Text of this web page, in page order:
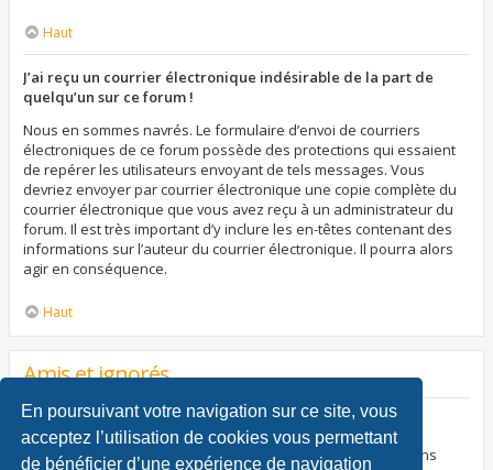
En poursuivant votre navigation sur ce site, vous
acceptez l’utilisation de cookies vous permettant
de bénéficier d’une expérience de navigation
Haut
J’ai reçu un courrier électronique indésirable de la part de
quelqu’un sur ce forum !
Nous en sommes navrés. Le formulaire d’envoi de courriers
électroniques de ce forum possède des protections qui essaient
de repérer les utilisateurs envoyant de tels messages. Vous
devriez envoyer par courrier électronique une copie complète du
courrier électronique que vous avez reçu à un administrateur du
forum. Il est très important d’y inclure les en-têtes contenant des
informations sur l’auteur du courrier électronique. Il pourra alors
agir en conséquence.
Haut
Amis et ignorés
À quoi sert ma liste d’amis et d’ignorés ?
Vous pouvez utiliser ces listes afin d’organiser et trier certains